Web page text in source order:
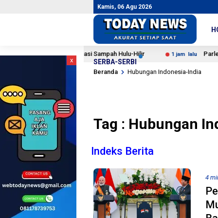
Kamis, 06 Agu 2026
SERBA-SERBI
x
Desak Transformasi Sampah Hulu-Hilir 1 jam lalu Parlemen
Beranda Hubungan Indonesia-India
Tag : Hubungan
Indeks Berita
4